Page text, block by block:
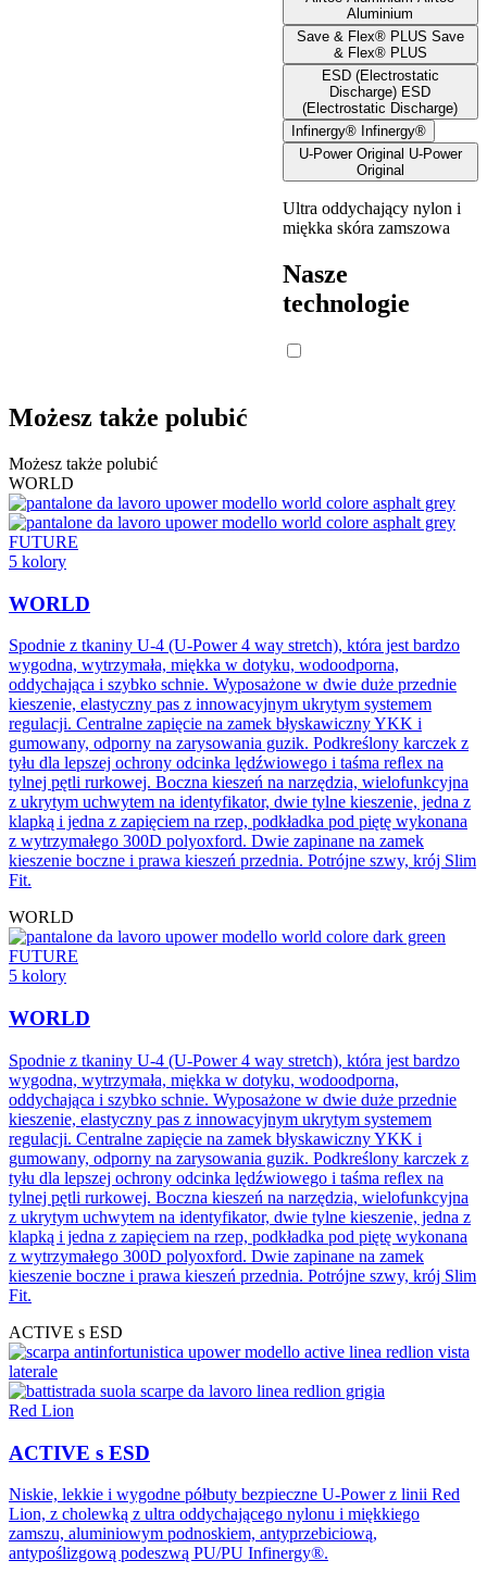
Aluminium
Save & Flex® PLUS Save
& Flex® PLUS
ESD (Electrostatic
Discharge) ESD
(Electrostatic Discharge)
Infinergy® Infinergy®
U-Power Original U-Power
Original
Ultra oddychający nylon i
miękka skóra zamszowa
Nasze
technologie
Możesz także polubić
Możesz także polubić
WORLD
FUTURE
5 kolory
WORLD
Spodnie z tkaniny U-4 (U-Power 4 way stretch), która jest bardzo
wygodna, wytrzymała, miękka w dotyku, wodoodporna,
oddychająca i szybko schnie. Wyposażone w dwie duże przednie
kieszenie, elastyczny pas z innowacyjnym ukrytym systemem
regulacji. Centralne zapięcie na zamek błyskawiczny YKK i
gumowany, odporny na zarysowania guzik. Podkreślony karczek z
tyłu dla lepszej ochrony odcinka lędźwiowego i taśma reﬂex na
tylnej pętli rurkowej. Boczna kieszeń na narzędzia, wielofunkcyjna
z ukrytym uchwytem na identyfikator, dwie tylne kieszenie, jedna z
klapką i jedna z zapięciem na rzep, podkładka pod piętę wykonana
z wytrzymałego 300D polyoxford. Dwie zapinane na zamek
kieszenie boczne i prawa kieszeń przednia. Potrójne szwy, krój Slim
Fit.
WORLD
FUTURE
5 kolory
WORLD
Spodnie z tkaniny U-4 (U-Power 4 way stretch), która jest bardzo
wygodna, wytrzymała, miękka w dotyku, wodoodporna,
oddychająca i szybko schnie. Wyposażone w dwie duże przednie
kieszenie, elastyczny pas z innowacyjnym ukrytym systemem
regulacji. Centralne zapięcie na zamek błyskawiczny YKK i
gumowany, odporny na zarysowania guzik. Podkreślony karczek z
tyłu dla lepszej ochrony odcinka lędźwiowego i taśma reﬂex na
tylnej pętli rurkowej. Boczna kieszeń na narzędzia, wielofunkcyjna
z ukrytym uchwytem na identyfikator, dwie tylne kieszenie, jedna z
klapką i jedna z zapięciem na rzep, podkładka pod piętę wykonana
z wytrzymałego 300D polyoxford. Dwie zapinane na zamek
kieszenie boczne i prawa kieszeń przednia. Potrójne szwy, krój Slim
Fit.
ACTIVE s ESD
Red Lion
ACTIVE s ESD
Niskie, lekkie i wygodne półbuty bezpieczne U-Power z linii Red
Lion, z cholewką z ultra oddychającego nylonu i miękkiego
zamszu, aluminiowym podnoskiem, antyprzebiciową,
antypoślizgową podeszwą PU/PU Infinergy®.